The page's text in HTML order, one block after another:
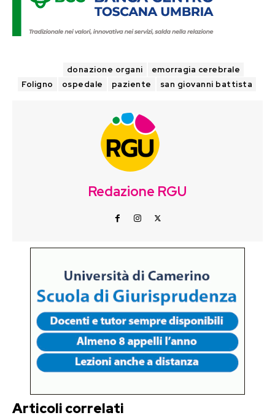
donazione organi
emorragia cerebrale
Foligno
ospedale paziente san giovanni battista
Redazione RGU
Articoli correlati